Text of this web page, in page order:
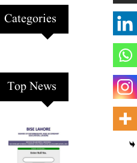
Categories
Top News